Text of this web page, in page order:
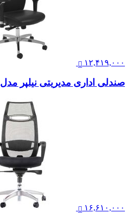
۱۲,۴۱۹,۰۰۰
صندلی اداری مدیریتی نیلپر مدل OCM 810
۱۶,۶۱۰,۰۰۰